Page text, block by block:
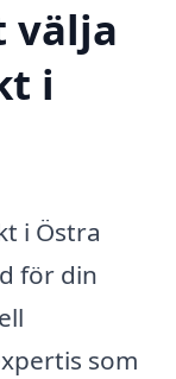
välja
i
i Östra
för din
som